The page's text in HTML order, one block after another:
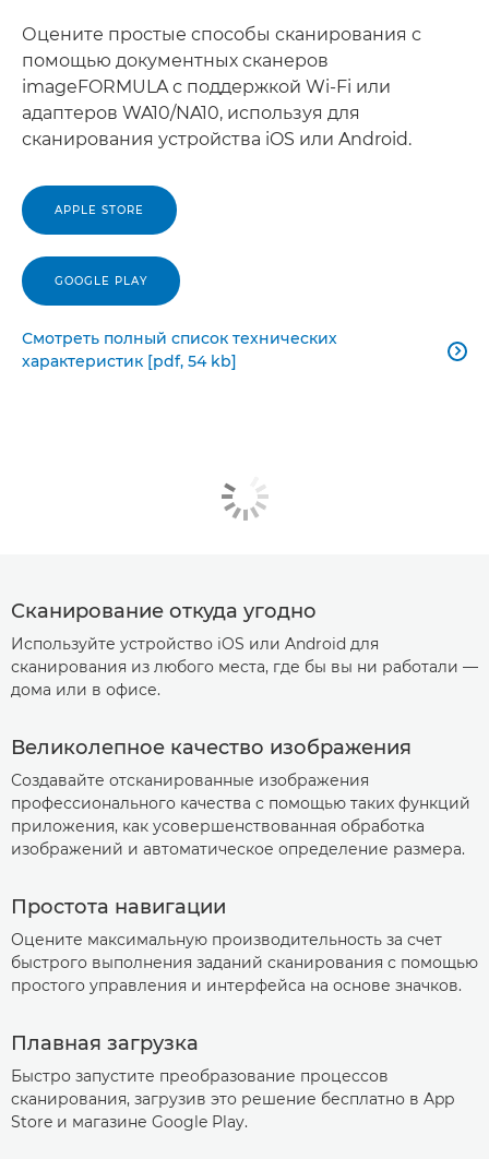
Оцените простые способы сканирования с
помощью документных сканеров
imageFORMULA с поддержкой Wi-Fi или
адаптеров WA10/NA10, используя для
сканирования устройства iOS или Android.
APPLE STORE
GOOGLE PLAY
Смотреть полный список технических
характеристик [pdf, 54 kb]

Сканирование откуда угодно
Используйте устройство iOS или Android для
сканирования из любого места, где бы вы ни работали —
дома или в офисе.
Великолепное качество изображения
Создавайте отсканированные изображения
профессионального качества с помощью таких функций
приложения, как усовершенствованная обработка
изображений и автоматическое определение размера.
Простота навигации
Оцените максимальную производительность за счет
быстрого выполнения заданий сканирования с помощью
простого управления и интерфейса на основе значков.
Плавная загрузка
Быстро запустите преобразование процессов
сканирования, загрузив это решение бесплатно в App
Store и магазине Google Play.